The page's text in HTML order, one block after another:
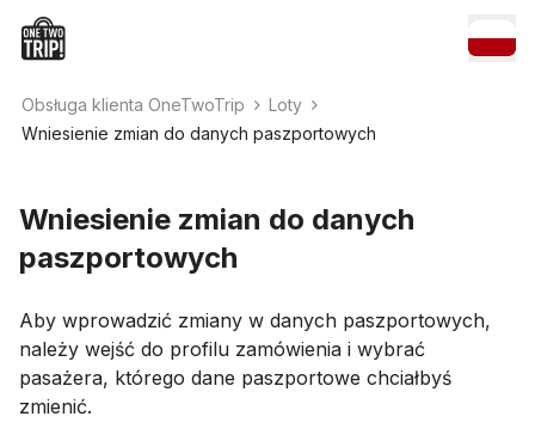
Obsługa klienta OneTwoTrip
Loty
Wniesienie zmian do danych paszportowych
Wniesienie zmian do danych
paszportowych
Aby wprowadzić zmiany w danych paszportowych,
należy wejść do profilu zamówienia i wybrać
pasażera, którego dane paszportowe chciałbyś
zmienić.